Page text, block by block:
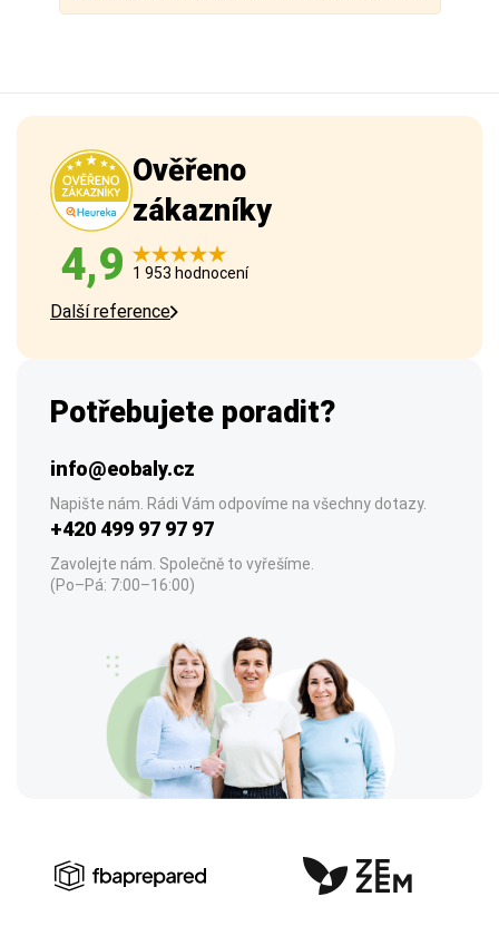
Ověřeno
zákazníky
4,9 1 953 hodnocení
Další reference
Potřebujete poradit?
info@eobaly.cz
Napište nám. Rádi Vám odpovíme na všechny dotazy.
+420 499 97 97 97
Zavolejte nám. Společně to vyřešíme.
(Po–Pá: 7:00–16:00)